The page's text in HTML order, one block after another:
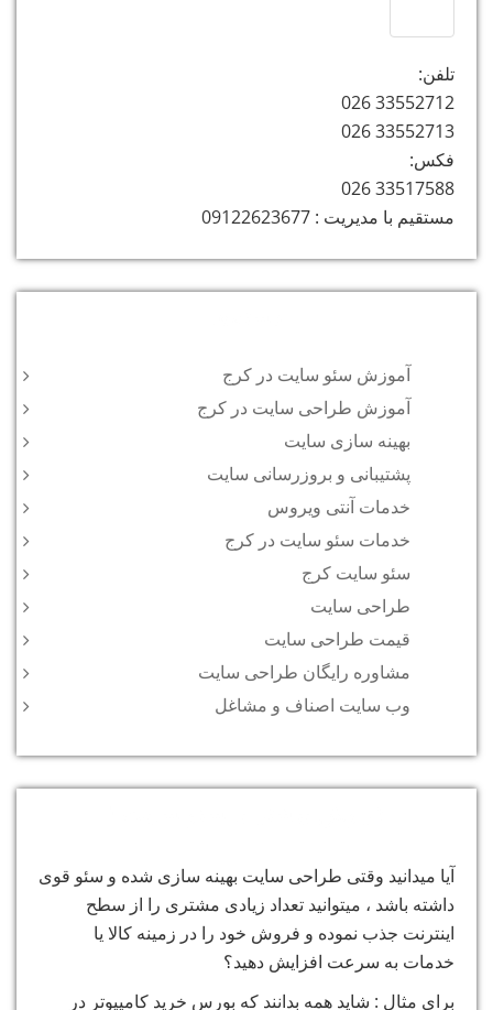
تلفن:
33552712 026
33552713 026
فکس:
33517588 026
مستقیم با مدیریت : 09122623677
آموزش سئو سایت در کرج
آموزش طراحی سایت در کرج
بهینه سازی سایت
پشتیبانی و بروزرسانی سایت
خدمات آنتی ویروس
خدمات سئو سایت در کرج
سئو سایت کرج
طراحی سایت
قیمت طراحی سایت
مشاوره رایگان طراحی سایت
وب سایت اصناف و مشاغل
آیا میدانید وقتی طراحی سایت بهینه سازی شده و سئو قوی
داشته باشد ، میتوانید تعداد زیادی مشتری را از سطح
اینترنت جذب نموده و فروش خود را در زمینه کالا یا
خدمات به سرعت افزایش دهید؟
برای مثال : شاید همه بدانند که بورس خرید کامپیوتر در